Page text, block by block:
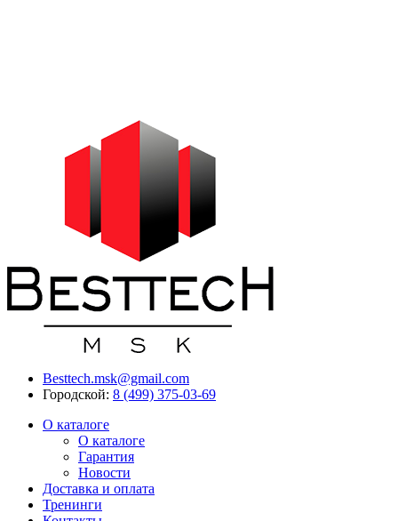
Besttech.msk@gmail.com
Городской: 8 (499) 375-03-69
О каталоге
О каталоге
Гарантия
Новости
Доставка и оплата
Тренинги